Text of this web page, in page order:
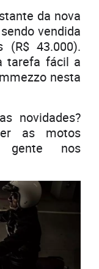
da nova
vendida
(R$ 43.000).
tarefa fácil a
nesta
novidades?
as motos
gente nos